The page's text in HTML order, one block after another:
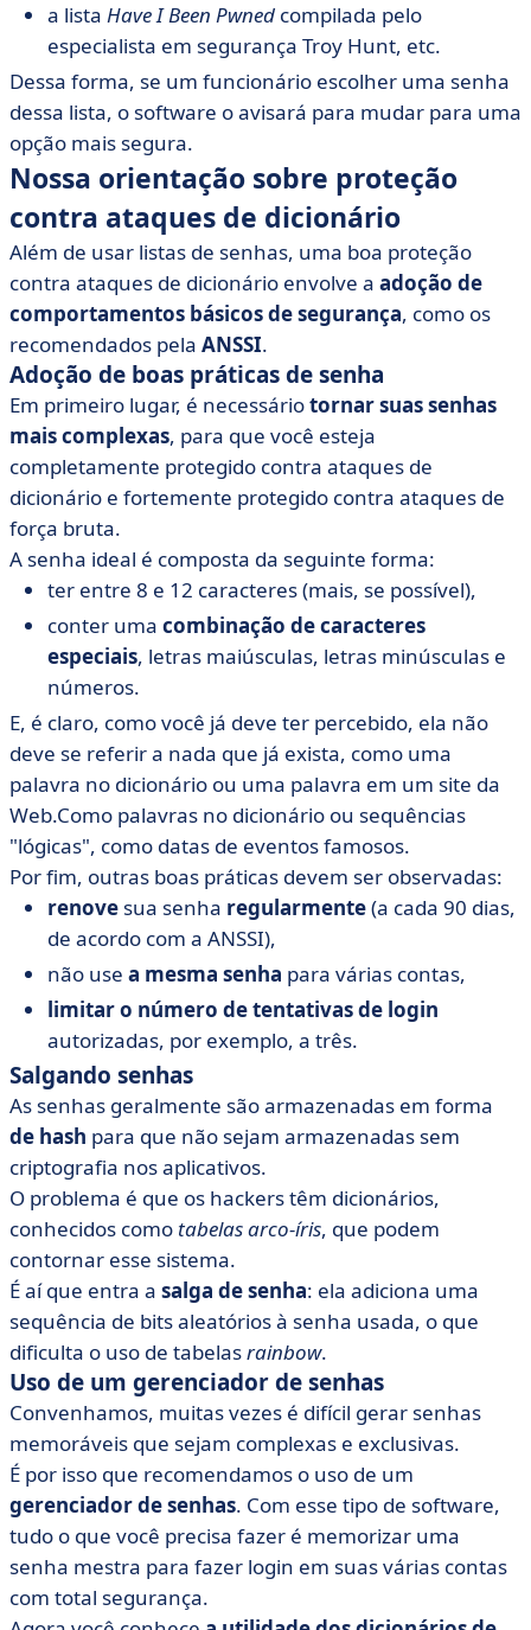
a lista Have I Been Pwned compilada pelo
especialista em segurança Troy Hunt, etc.
Dessa forma, se um funcionário escolher uma senha
dessa lista, o software o avisará para mudar para uma
opção mais segura.
Nossa orientação sobre proteção
contra ataques de dicionário
Além de usar listas de senhas, uma boa proteção
contra ataques de dicionário envolve a adoção de
comportamentos básicos de segurança, como os
recomendados pela ANSSI.
Adoção de boas práticas de senha
Em primeiro lugar, é necessáriotornar suas senhas
mais complexas, para que você esteja
completamente protegido contra ataques de
dicionário e fortemente protegido contra ataques de
força bruta.
A senha ideal é composta da seguinte forma:
ter entre 8 e 12 caracteres (mais, se possível),
conter uma combinação de caracteres
especiais, letras maiúsculas, letras minúsculas e
números.
E, é claro, como você já deve ter percebido, ela não
deve se referir a nada que já exista, como uma
palavra no dicionário ou uma palavra em um site da
Web.Como palavras no dicionário ou sequências
"lógicas", como datas de eventos famosos.
Por fim, outras boas práticas devem ser observadas:
renove sua senha regularmente(a cada 90 dias,
de acordo com a ANSSI),
não use a mesma senha para várias contas,
limitar o número de tentativas de login
autorizadas, por exemplo, a três.
Salgando senhas
As senhas geralmente são armazenadas em forma
de hash para que não sejam armazenadas sem
criptografia nos aplicativos.
O problema é que os hackers têm dicionários,
conhecidos como tabelas arco-íris, que podem
contornar esse sistema.
É aí que entra a salga de senha: ela adiciona uma
sequência de bits aleatórios à senha usada, o que
dificulta o uso de tabelasrainbow.
Uso de um gerenciador de senhas
Convenhamos, muitas vezes é difícil gerar senhas
memoráveis que sejam complexas e exclusivas.
É por isso que recomendamos o uso de um
gerenciador de senhas. Com esse tipo de software,
tudo o que você precisa fazer é memorizar uma
senha mestra para fazer login em suas várias contas
com total segurança.